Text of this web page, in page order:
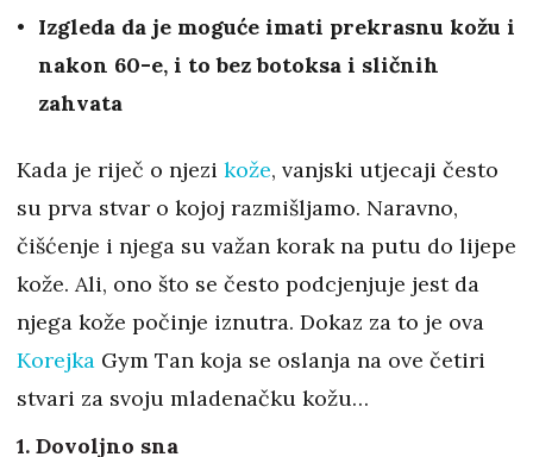
Izgleda da je moguće imati prekrasnu kožu i
nakon 60-e, i to bez botoksa i sličnih
zahvata
Kada je riječ o njezi kože, vanjski utjecaji često
su prva stvar o kojoj razmišljamo. Naravno,
čišćenje i njega su važan korak na putu do lijepe
kože. Ali, ono što se često podcjenjuje jest da
njega kože počinje iznutra. Dokaz za to je ova
Korejka Gym Tan koja se oslanja na ove četiri
stvari za svoju mladenačku kožu…
1. Dovoljno sna